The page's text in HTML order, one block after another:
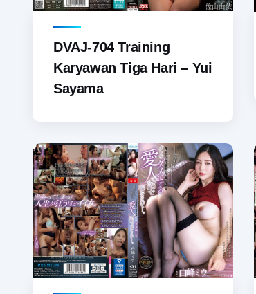
DVAJ-704 Training
Karyawan Tiga Hari – Yui
Sayama